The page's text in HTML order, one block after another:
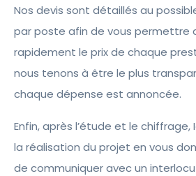
Nos devis sont détaillés au
par poste afin de vous permettre
rapidement le prix de chaque
nous tenons à être le plus
chaque dépense est annoncée.
Enfin, après l’étude et le chiffrage,
la réalisation du projet en vous
de communiquer avec un